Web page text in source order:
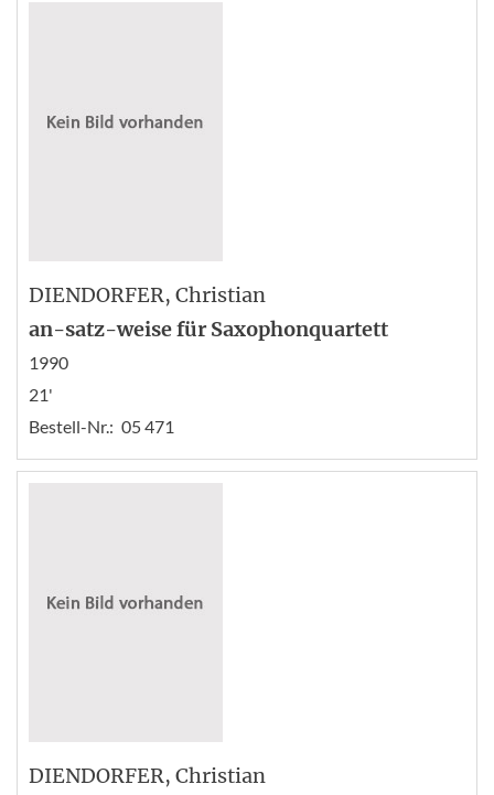
DIENDORFER, Christian
an-satz-weise für Saxophonquartett
1990
21'
Bestell-Nr.: 05 471
DIENDORFER, Christian